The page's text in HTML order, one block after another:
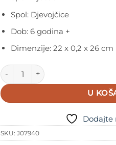
Spol: Djevojčice
Dob: 6 godina +
Dimenzije: 22 x 0,2 x 26 cm
Janod - Kreativni set - Avioni
U
Dodajte
SKU: J07940